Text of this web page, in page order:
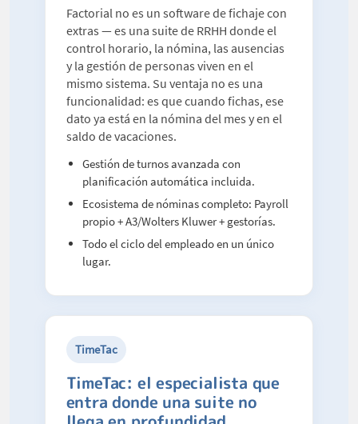
Factorial no es un software de fichaje con
extras — es una suite de RRHH donde el
control horario, la nómina, las ausencias
y la gestión de personas viven en el
mismo sistema. Su ventaja no es una
funcionalidad: es que cuando fichas, ese
dato ya está en la nómina del mes y en el
saldo de vacaciones.
Gestión de turnos avanzada con
planificación automática incluida.
Ecosistema de nóminas completo: Payroll
propio + A3/Wolters Kluwer + gestorías.
Todo el ciclo del empleado en un único
lugar.
TimeTac
TimeTac: el especialista que
entra donde una suite no